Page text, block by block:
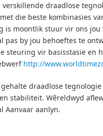
verskillende draadlose
die beste kombinasies
is moontlik stuur vir ons
pas by jou behoeftes te
steuring vir basisstasie en
http://
draadlose
stabiliteit. Wêreldwyd
Aanvaar aanlyn.